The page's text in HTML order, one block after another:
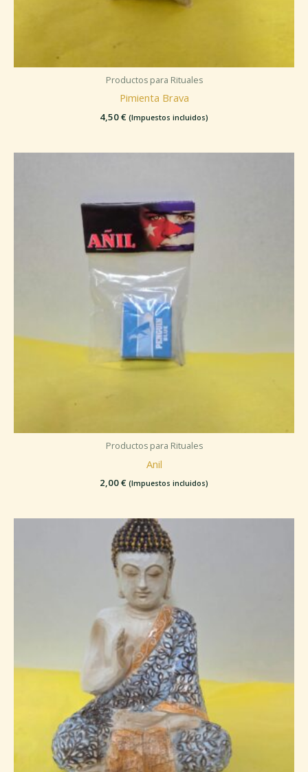
Productos para Rituales
Pimienta Brava
4,50€ (Impuestos incluidos)
Productos para Rituales
Anil
2,00€ (Impuestos incluidos)